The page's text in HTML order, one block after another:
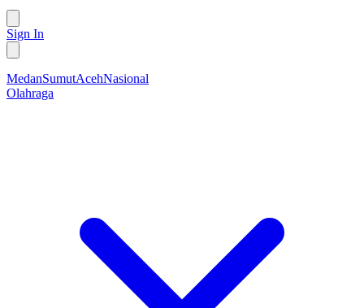
Sign In
MedanSumutAcehNasional
Olahraga